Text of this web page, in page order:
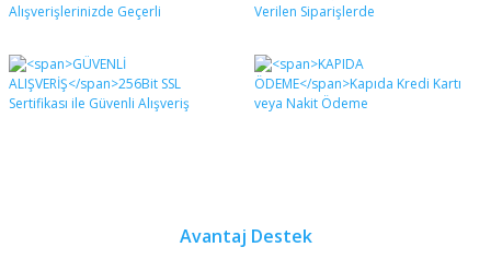
Avantaj Destek